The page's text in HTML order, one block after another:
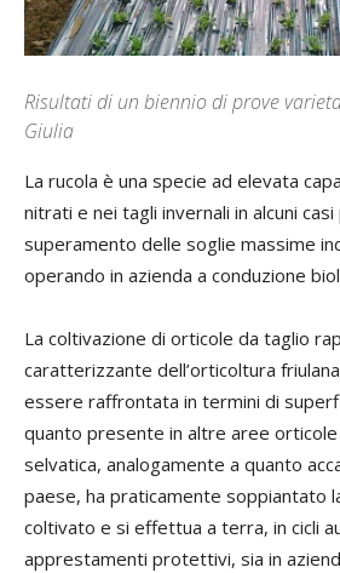
Risultati di un biennio di prove
Giulia
La rucola è una specie ad elevata
nitrati e nei tagli invernali in alcuni casi
superamento delle soglie massime
operando in azienda a conduzione
La coltivazione di orticole da taglio
caratterizzante dell’orticoltura
essere raffrontata in termini di
quanto presente in altre aree orticole
selvatica, analogamente a quanto
paese, ha praticamente soppiantato
coltivato e si effettua a terra, in cicli
apprestamenti protettivi, sia in